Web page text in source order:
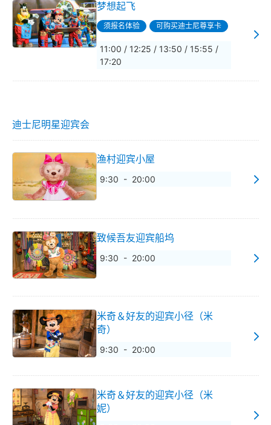
梦想起飞
须报名体验 可购买迪士尼尊享卡
11:00 / 12:25 / 13:50 / 15:55 /
17:20
迪士尼明星迎宾会
渔村迎宾小屋
9:30 - 20:00
致候吾友迎宾船坞
9:30 - 20:00
米奇＆好友的迎宾小径（米
奇）
9:30 - 20:00
米奇＆好友的迎宾小径（米
妮）